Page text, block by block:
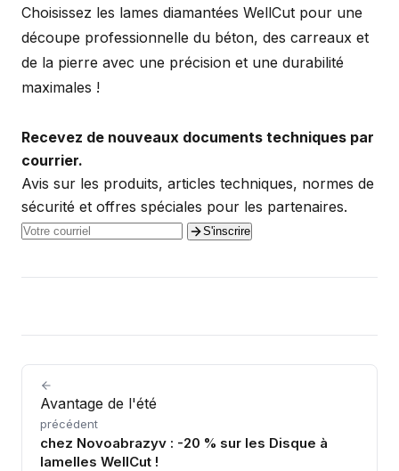
Choisissez les lames diamantées WellCut pour une
découpe professionnelle du béton, des carreaux et
de la pierre avec une précision et une durabilité
maximales !
Recevez de nouveaux documents techniques par
courrier.
Avis sur les produits, articles techniques, normes de
sécurité et offres spéciales pour les partenaires.
S'inscrire
Avantage de l'été
précédent
chez Novoabrazyv : -20 % sur les Disque à
lamelles WellCut !